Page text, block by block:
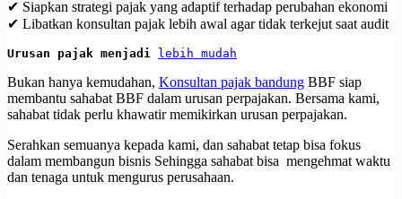
✔ Siapkan strategi pajak yang adaptif terhadap perubahan ekonomi
✔ Libatkan konsultan pajak lebih awal agar tidak terkejut saat audit
Urusan pajak menjadi lebih mudah
Bukan hanya kemudahan, Konsultan pajak bandung BBF siap
membantu sahabat BBF dalam urusan perpajakan. Bersama kami,
sahabat tidak perlu khawatir memikirkan urusan perpajakan.
Serahkan semuanya kepada kami, dan sahabat tetap bisa fokus
dalam membangun bisnis Sehingga sahabat bisa mengehmat waktu
dan tenaga untuk mengurus perusahaan.